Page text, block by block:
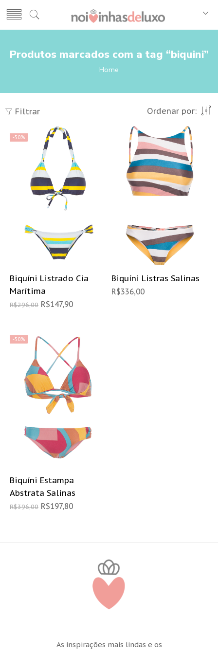
Produtos marcados com a tag “biquini”
Home
Filtrar Ordenar por:
-50%
Biquíni Listrado Cia
Marítima
R$296,00 R$147,90
Biquíni Listras Salinas
R$336,00
-50%
Biquíni Estampa
Abstrata Salinas
R$396,00 R$197,80
As inspirações mais lindas e os